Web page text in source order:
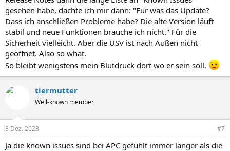
gesehen habe, dachte ich mir dann: "Für was das Update?
Dass ich anschließen Probleme habe? Die alte Version läuft
stabil und neue Funktionen brauche ich nicht." Für die
Sicherheit vielleicht. Aber die USV ist nach Außen nicht
geöffnet. Also so what.
So bleibt wenigstens mein Blutdruck dort wo er sein soll.
tiermutter
Well-known member
8 Dez. 2023 #7
Ja die known issues sind bei APC gefühlt immer länger als die